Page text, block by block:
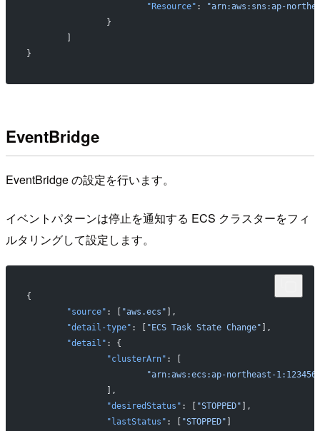
			"Resource"
:
"arn:aws:sns:ap-
		}
}
EventBridge
EventBridge の設定を行います。
イベントパターンは停止を通知する ECS クラスターをフィ
ルタリングして設定します。
{
	"source"
: [ "aws.ecs" ],
	"detail-type"
: [ "ECS Task State Change" ],
	"detail"
: {
		"clusterArn"
: [
"arn:aws:ecs:ap-northeast-
		],
		"desiredStatus"
: [ "STOPPED" ],
		"lastStatus"
: [ "STOPPED" ]